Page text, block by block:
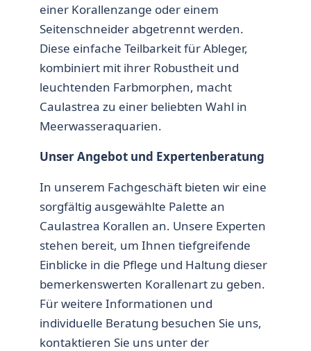
einer Korallenzange oder einem
Seitenschneider abgetrennt werden.
Diese einfache Teilbarkeit für Ableger,
kombiniert mit ihrer Robustheit und
leuchtenden Farbmorphen, macht
Caulastrea zu einer beliebten Wahl in
Meerwasseraquarien.
Unser Angebot und Expertenberatung
In unserem Fachgeschäft bieten wir eine
sorgfältig ausgewählte Palette an
Caulastrea Korallen an. Unsere Experten
stehen bereit, um Ihnen tiefgreifende
Einblicke in die Pflege und Haltung dieser
bemerkenswerten Korallenart zu geben.
Für weitere Informationen und
individuelle Beratung besuchen Sie uns,
kontaktieren Sie uns unter der